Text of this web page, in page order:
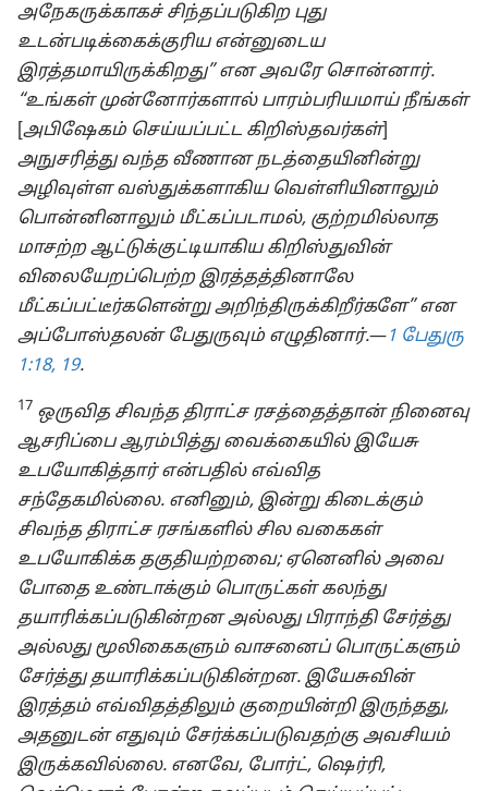
அநேகருக்காகச் சிந்தப்படுகிற புது
உடன்படிக்கைக்குரிய என்னுடைய
இரத்தமாயிருக்கிறது” என அவரே சொன்னார்.
“உங்கள் முன்னோர்களால் பாரம்பரியமாய் நீங்கள்
[அபிஷேகம் செய்யப்பட்ட கிறிஸ்தவர்கள்]
அநுசரித்து வந்த வீணான நடத்தையினின்று
அழிவுள்ள வஸ்துக்களாகிய வெள்ளியினாலும்
பொன்னினாலும் மீட்கப்படாமல், குற்றமில்லாத
மாசற்ற ஆட்டுக்குட்டியாகிய கிறிஸ்துவின்
விலையேறப்பெற்ற இரத்தத்தினாலே
மீட்கப்பட்டீர்களென்று அறிந்திருக்கிறீர்களே” என
அப்போஸ்தலன் பேதுருவும் எழுதினார்.​—⁠ 1 பேதுரு
1:18, 19.
17 ஒருவித சிவந்த திராட்ச ரசத்தைத்தான் நினைவு
ஆசரிப்பை ஆரம்பித்து வைக்கையில் இயேசு
உபயோகித்தார் என்பதில் எவ்வித
சந்தேகமில்லை. எனினும், இன்று கிடைக்கும்
சிவந்த திராட்ச ரசங்களில் சில வகைகள்
உபயோகிக்க தகுதியற்றவை; ஏனெனில் அவை
போதை உண்டாக்கும் பொருட்கள் கலந்து
தயாரிக்கப்படுகின்றன அல்லது பிராந்தி சேர்த்து
அல்லது மூலிகைகளும் வாசனைப் பொருட்களும்
சேர்த்து தயாரிக்கப்படுகின்றன. இயேசுவின்
இரத்தம் எவ்விதத்திலும் குறையின்றி இருந்தது,
அதனுடன் எதுவும் சேர்க்கப்படுவதற்கு அவசியம்
இருக்கவில்லை. எனவே, போர்ட், ஷெர்ரி,